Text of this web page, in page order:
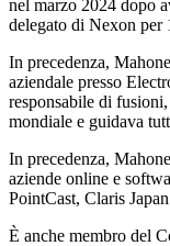
nel marzo 2024 dopo
delegato di Nexon per
In precedenza,
aziendale presso
responsabile di
mondiale e guidava
In precedenza,
aziende online e
PointCast, Claris
È anche membro del